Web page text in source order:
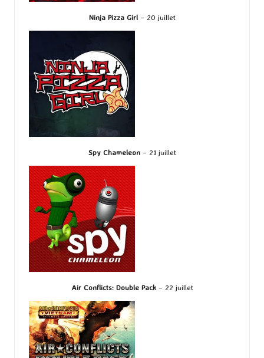
Ninja Pizza Girl– 20 juillet
Spy Chameleon– 21 juillet
Air Conflicts: Double Pack– 22 juillet